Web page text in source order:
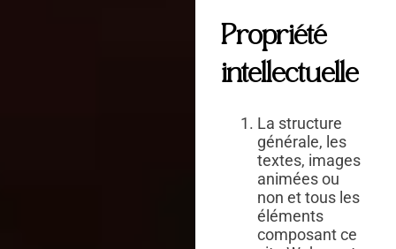
Propriété
intellectuelle
La structure
générale, les
textes, images
animées ou
non et tous les
éléments
composant ce